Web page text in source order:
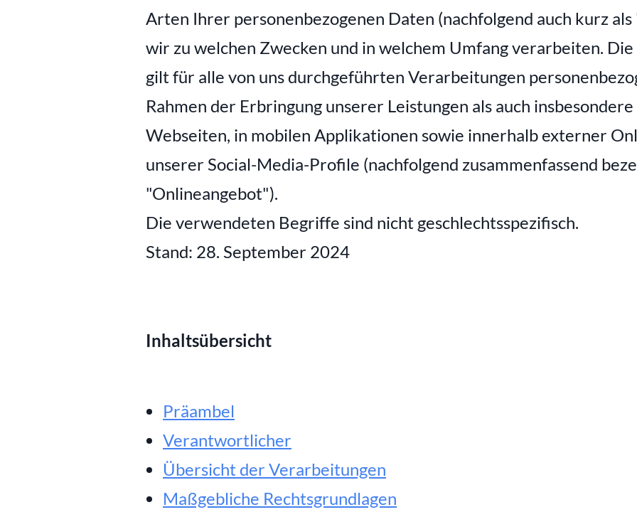
Arten Ihrer personenbezogenen Daten (nachfolgend auch kurz
wir zu welchen Zwecken und in welchem Umfang verarbeiten.
gilt für alle von uns durchgeführten Verarbeitungen
Rahmen der Erbringung unserer Leistungen als auch
Webseiten, in mobilen Applikationen sowie innerhalb externer
unserer Social-Media-Profile (nachfolgend zusammenfassend
"Onlineangebot").
Die verwendeten Begriffe sind nicht geschlechtsspezifisch.
Stand: 28. September 2024
Inhaltsübersicht
Präambel
Verantwortlicher
Übersicht der Verarbeitungen
Maßgebliche Rechtsgrundlagen